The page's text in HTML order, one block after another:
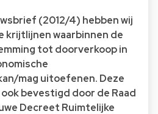
(2012/4) hebben wij
krijtlijnen waarbinnen de
tot doorverkoop in
mag uitoefenen. Deze
bevestigd door de Raad
Decreet Ruimtelijke